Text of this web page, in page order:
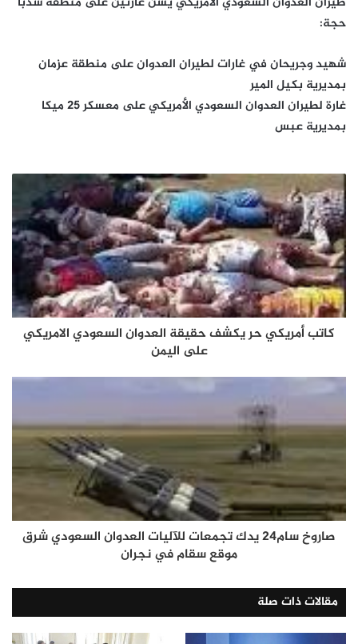
حجة:
شهيد وجريحان في غارات لطيران العدوان على منطقة عزمان
بمديرية بكيل المير
غارة لطيران العدوان السعودي الأمريكي على معسكر 25 ميكا
بمديرية عبس
كاتب أمريكي حر يكشف حقيقة العدوان السعودي الامريكي
على اليمن
صاروخ سام24 يدك تجمعات للآليات العدوان السعودي شرق
موقع سقام في نجران
مقالات ذات صلة